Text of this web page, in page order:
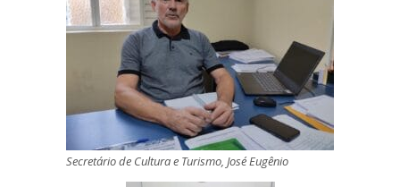
Secretário de Cultura e Turismo, José Eugênio